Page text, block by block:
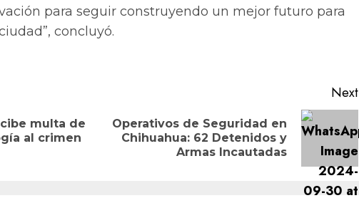
para seguir construyendo un mejor futuro para
concluyó.
Previous
multa de
al crimen
Next
Next
Operativos de Seguridad en
Chihuahua: 62 Detenidos y
Armas Incautadas